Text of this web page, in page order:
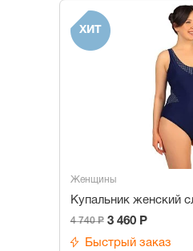
ХИТ
Женщины
Купальник женский
4 740 Р 3 460 Р
Быстрый заказ